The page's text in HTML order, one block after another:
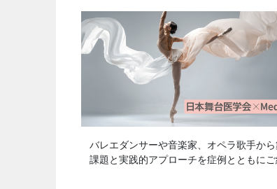
バレエダンサーや音楽家、オペラ歌手か
課題と実践的アプローチを症例とともにご